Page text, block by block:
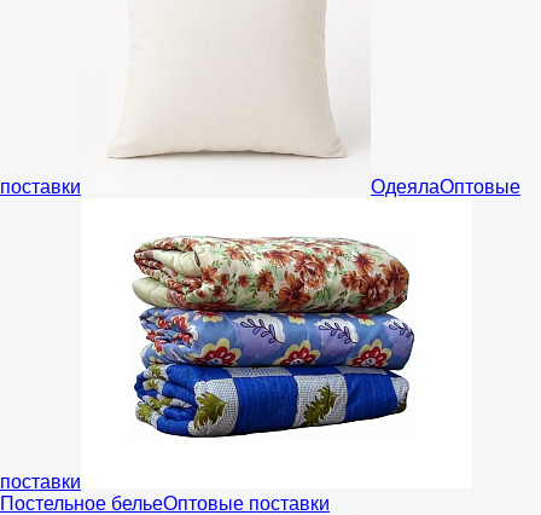
поставки ОдеялаОптовые
поставки
Постельное бельеОптовые поставки